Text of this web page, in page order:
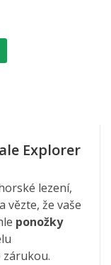
Explorer
lezení,
vězte, že vaše
ponožky